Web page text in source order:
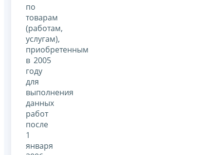
по
товарам
(работам,
услугам),
приобретенным
в 2005
году
для
выполнения
данных
работ
после
1
января